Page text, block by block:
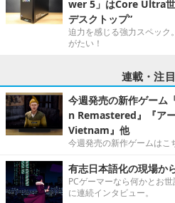
wer 5」はCore Ultra
デスクトップ”
迫力を感じる強力スペック
がたい！
連載・注
今週発売の新作ゲー
n Remastered』『ア
Vietnam』他
今週発売の新作ゲームはこ
有志日本語化の現場か
PCゲーマーなら何かとお
に連続インタビュー。